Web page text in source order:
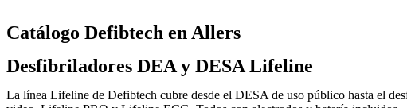
Catálogo Defibtech en Allers
Desfibriladores DEA y DESA Lifeline
La línea Lifeline de Defibtech cubre desde el DESA de uso público hasta el